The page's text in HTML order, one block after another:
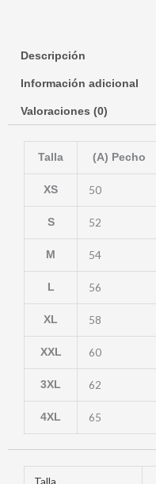
Descripción
Información adicional
Valoraciones (0)
Talla (A) Pecho
XS 50
S 52
M 54
L 56
XL 58
XXL 60
3XL 62
4XL 65
Talla